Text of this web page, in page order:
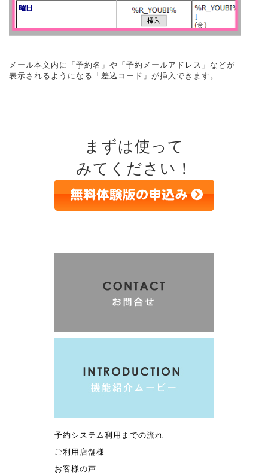
メール本文内に「予約名」や「予約メールアドレス」などが
表示されるようになる「差込コード」が挿入できます。
まずは使って
みてください！
予約システム利用までの流れ
ご利用店舗様
お客様の声